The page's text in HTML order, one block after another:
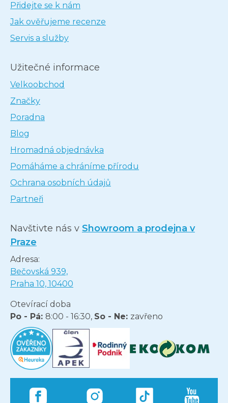
Přidejte se k nám
Jak ověřujeme recenze
Servis a služby
Užitečné informace
Velkoobchod
Značky
Poradna
Blog
Hromadná objednávka
Pomáháme a chráníme přírodu
Ochrana osobních údajů
Partneři
Navštivte nás v Showroom a prodejna v
Praze
Adresa:
Bečovská 939,
Praha 10, 10400
Otevírací doba
Po - Pá: 8:00 - 16:30, So - Ne: zavřeno